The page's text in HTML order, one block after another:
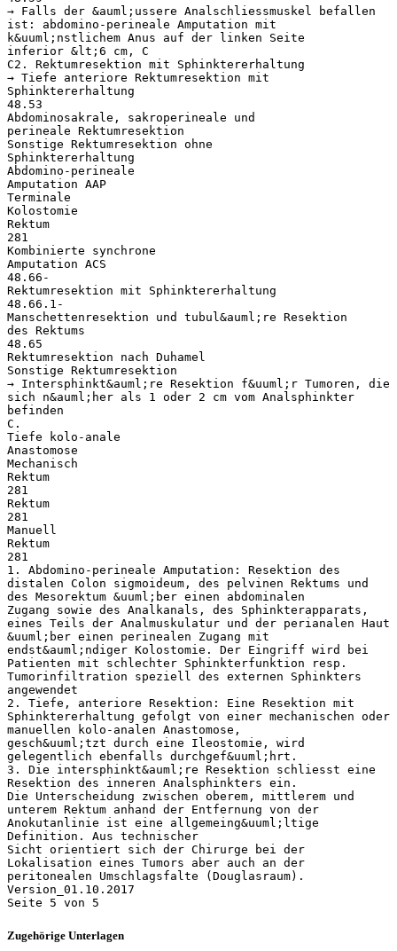
→ Falls der &auml;ussere Analschliessmuskel befallen
ist: abdomino-perineale Amputation mit
k&uuml;nstlichem Anus auf der linken Seite
inferior &lt;6 cm, C
C2. Rektumresektion mit Sphinktererhaltung
→ Tiefe anteriore Rektumresektion mit
Sphinktererhaltung
48.53
Abdominosakrale, sakroperineale und
perineale Rektumresektion
Sonstige Rektumresektion ohne
Sphinktererhaltung
Abdomino-perineale
Amputation AAP
Terminale
Kolostomie
Rektum
281
Kombinierte synchrone
Amputation ACS
48.66-
Rektumresektion mit Sphinktererhaltung
48.66.1-
Manschettenresektion und tubul&auml;re Resektion
des Rektums
48.65
Rektumresektion nach Duhamel
Sonstige Rektumresektion
→ Intersphinkt&auml;re Resektion f&uuml;r Tumoren, die
sich n&auml;her als 1 oder 2 cm vom Analsphinkter
befinden
C.
Tiefe kolo-anale
Anastomose
Mechanisch
Rektum
281
Rektum
281
Manuell
Rektum
281
1. Abdomino-perineale Amputation: Resektion des
distalen Colon sigmoideum, des pelvinen Rektums und
des Mesorektum &uuml;ber einen abdominalen
Zugang sowie des Analkanals, des Sphinkterapparats,
eines Teils der Analmuskulatur und der perianalen Haut
&uuml;ber einen perinealen Zugang mit
endst&auml;ndiger Kolostomie. Der Eingriff wird bei
Patienten mit schlechter Sphinkterfunktion resp.
Tumorinfiltration speziell des externen Sphinkters
angewendet
2. Tiefe, anteriore Resektion: Eine Resektion mit
Sphinktererhaltung gefolgt von einer mechanischen oder
manuellen kolo-analen Anastomose,
gesch&uuml;tzt durch eine Ileostomie, wird
gelegentlich ebenfalls durchgef&uuml;hrt.
3. Die intersphinkt&auml;re Resektion schliesst eine
Resektion des inneren Analsphinkters ein.
Die Unterscheidung zwischen oberem, mittlerem und
unterem Rektum anhand der Entfernung von der
Anokutanlinie ist eine allgemeing&uuml;ltige
Definition. Aus technischer
Sicht orientiert sich der Chirurge bei der
Lokalisation eines Tumors aber auch an der
peritonealen Umschlagsfalte (Douglasraum).
Version_01.10.2017
Zugehörige Unterlagen